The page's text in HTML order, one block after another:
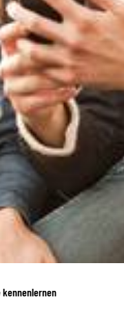
kennenlernen